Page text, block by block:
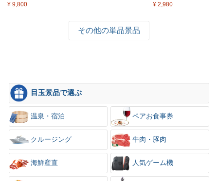
¥ 9,800 ¥ 2,980
その他の単品景品
目玉景品で選ぶ
温泉・宿泊 ペアお食事券
クルージング 牛肉・豚肉
海鮮産直 人気ゲーム機